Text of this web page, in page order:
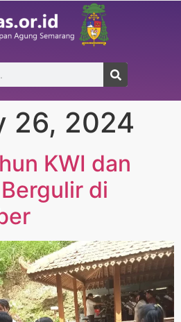
26, 2024
KWI dan
di